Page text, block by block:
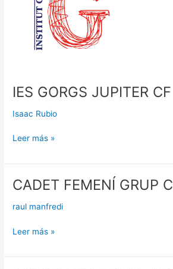
IES GORGS JUPITER CF
Isaac Rubio
Leer más »
CADET FEMENÍ GRUP C
raul manfredi
CADET
GRUP
Leer más »